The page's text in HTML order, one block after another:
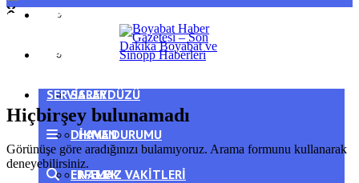
AYANCIK
SARAYDÜZÜ
DIKMEN
ERFELEK
GENEL
SPOR
SERVISLER
HAVA DURUMU
NAMAZ VAKITLERI
Hiçbirşey bulunamadı
Görünüşe göre aradığınızı bulamıyoruz. Arama formunu kullanarak
deneyebilirsiniz.